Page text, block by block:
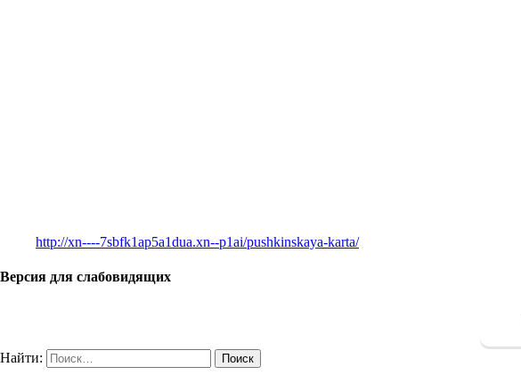
http://xn----7sbfk1ap5a1dua.xn--p1ai/pushkinskaya-karta/
Версия для слабовидящих
Найти: